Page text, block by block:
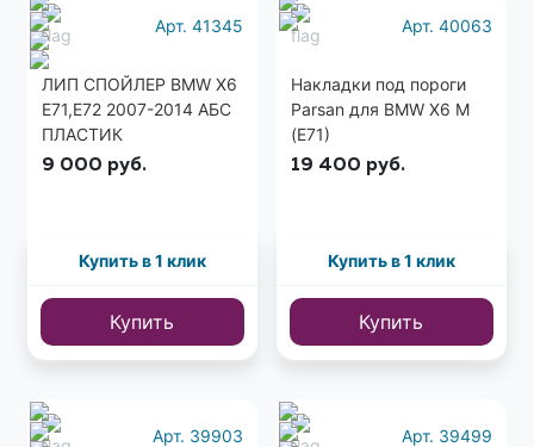
Арт. 41345
ЛИП СПОЙЛЕР BMW X6
E71,E72 2007-2014 АБС
ПЛАСТИК
9 000 руб.
Купить в 1 клик
Купить
Арт. 40063
Накладки под пороги
Parsan для BMW X6 M
(E71)
19 400 руб.
Купить в 1 клик
Купить
Арт. 39903 Арт. 39499